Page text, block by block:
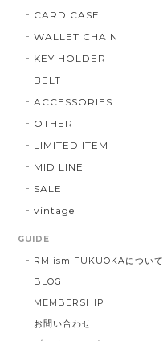
CARD CASE
WALLET CHAIN
KEY HOLDER
BELT
ACCESSORIES
OTHER
LIMITED ITEM
MID LINE
SALE
vintage
GUIDE
RM ism FUKUOKAについて
BLOG
MEMBERSHIP
お問い合わせ